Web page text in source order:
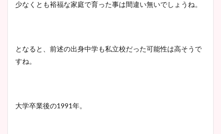
少なくとも裕福な家庭で育った事は間違い無いでしょうね。
となると、前述の出身中学も私立校だった可能性は高そうで
すね。
大学卒業後の1991年。